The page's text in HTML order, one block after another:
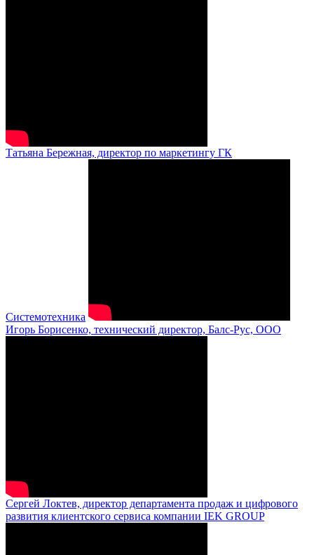
Татьяна Бережная, директор по маркетингу ГК
Системотехника
Игорь Борисенко, технический директор, Балс-Рус, ООО
Сергей Локтев, директор департамента продаж и цифрового
развития клиентского сервиса компании IEK GROUP